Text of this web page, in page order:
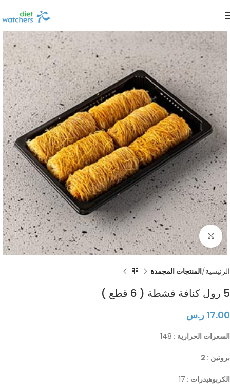
Click to enlarge
الرئيسية المنتجات المجمدة
5 رول كنافة قشطة ( 6 قطع )
17.00 ر.س
السعرات الحرارية : 148
بروتين : 2
الكربوهيدرات : 17